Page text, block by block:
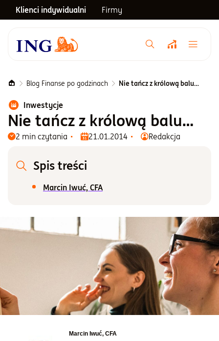
Klienci indywidualni Firmy
Menu główne
Notowania
Emerytura
Informacje i dokumenty
Otwórz konto
Zaloguj
Blog Finanse po godzinach Nie tańcz z królową balu…
Inwestycje
Nie tańcz z królową balu…
2 min czytania 21.01.2014 Redakcja
Spis treści
Marcin Iwuć, CFA
Marcin Iwuć, CFA